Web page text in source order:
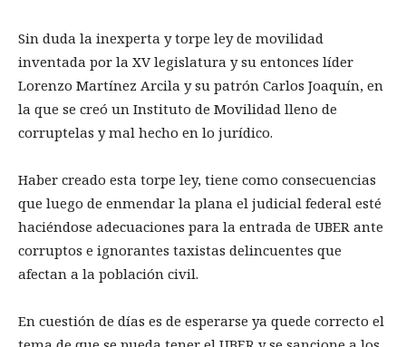
Sin duda la inexperta y torpe ley de movilidad
inventada por la XV legislatura y su entonces líder
Lorenzo Martínez Arcila y su patrón Carlos Joaquín, en
la que se creó un Instituto de Movilidad lleno de
corruptelas y mal hecho en lo jurídico.
Haber creado esta torpe ley, tiene como consecuencias
que luego de enmendar la plana el judicial federal esté
haciéndose adecuaciones para la entrada de UBER ante
corruptos e ignorantes taxistas delincuentes que
afectan a la población civil.
En cuestión de días es de esperarse ya quede correcto el